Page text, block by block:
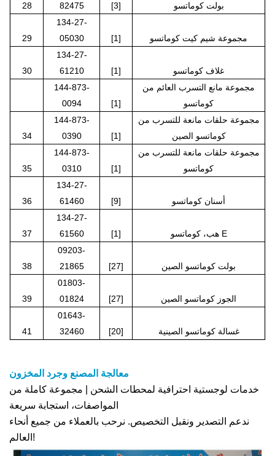
28
82475
[3] بولت كوماتسو
29
134-27-
05030
[1] مجموعة شيم كيت كوماتسو
30
134-27-
61210
[1]
غلاف كوماتسو
144-873-
0094
[1]
مجموعة مانع التسرب العائم من
كوماتسو
34
144-873-
0390
[1]
مجموعة حلقات مانعة للتسرب من
كوماتسو الصين
35
144-873-
0310
[1]
مجموعة حلقات مانعة للتسرب من
كوماتسو
36
134-27-
61460
[9] أسنان كوماتسو
37
134-27-
61560
[1] هب، كوماتسو E
38
09203-
21865
[27] بولت كوماتسو الصين
39
01803-
01824
[27] الجوز كوماتسو الصين
41
01643-
32460
[20] غسالة كوماتسو الصينية
معالجة المصنع وجرد المخزون
خدمات لوجستية احترافية لمحطات الشحن | مجموعة كاملة من
المواصفات، استجابة سريعة
ندعم التصدير ونقبل التخصيص. نرحب بالعملاء من جميع أنحاء
العالم!